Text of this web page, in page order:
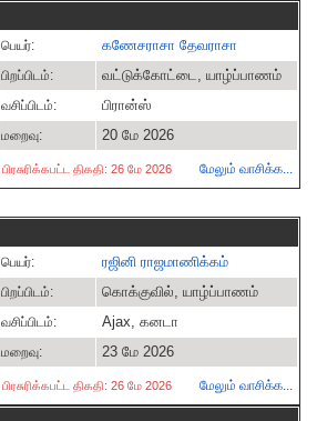
பெயர்:
கணேசராசா தேவராசா
பிறப்பிடம்: வட்டுக்கோட்டை, யாழ்ப்பாணம்
வசிப்பிடம்: பிரான்ஸ்
மறைவு: 20 மே 2026
பிரசுரிக்கபட்ட திகதி: 26 மே 2026 மேலும் வாசிக்க...
பெயர்:
ரஜினி ராஜமாணிக்கம்
பிறப்பிடம்: கொக்குவில், யாழ்ப்பாணம்
வசிப்பிடம்: Ajax, கனடா
மறைவு: 23 மே 2026
பிரசுரிக்கபட்ட திகதி: 26 மே 2026 மேலும் வாசிக்க...